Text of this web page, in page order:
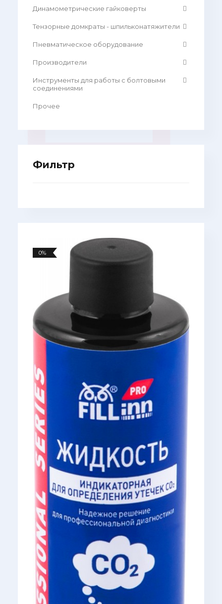
Динамометрические гайковерты
Тензорные домкраты - шпильконатяжители
Пневматическое оборудование
Производители
Инструменты для работы с болтовыми
соединениями
Прочее
Фильтр
0%